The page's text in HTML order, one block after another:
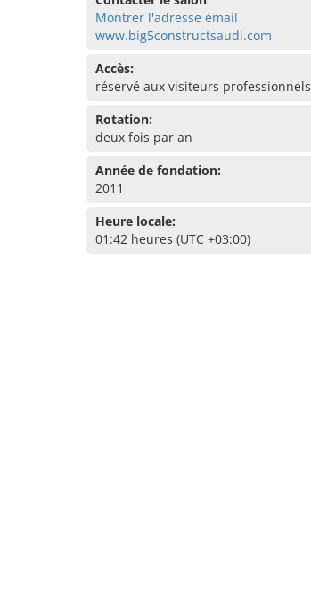
Montrer l'adresse émail
www.big5constructsaudi.com
Accès:
réservé aux visiteurs professionnels
Rotation:
deux fois par an
Année de fondation:
2011
Heure locale:
01:42 heures (UTC +03:00)